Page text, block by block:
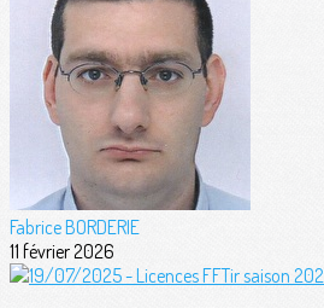
Fabrice BORDERIE
11 février 2026